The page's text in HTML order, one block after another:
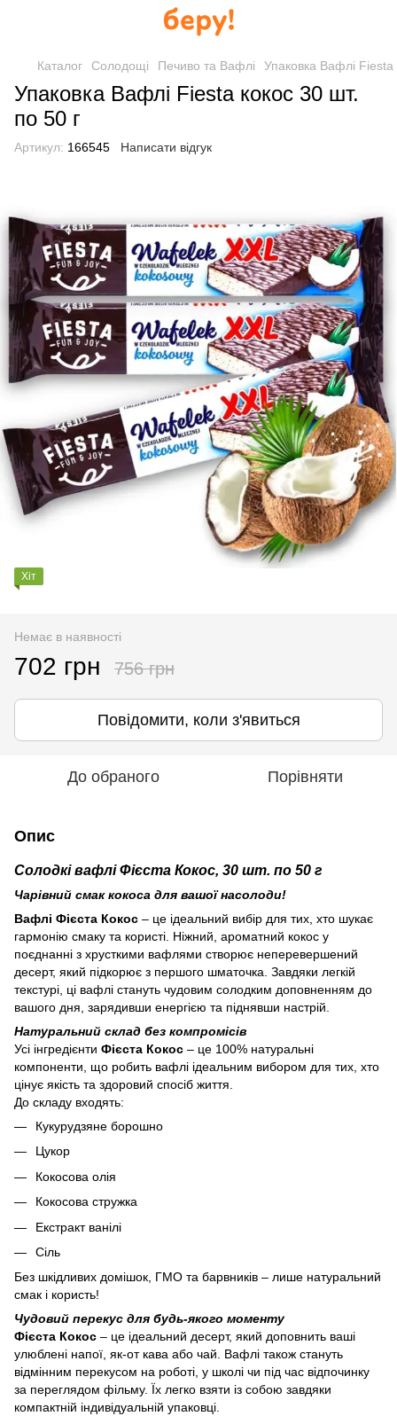
Каталог Солодощі Печиво та Вафлі Упаковка Вафлі Fiesta
Упаковка Вафлі Fiesta кокос 30 шт.
по 50 г
Артикул: 166545 Написати відгук
Хіт
Немає в наявності
702 грн 756 грн
Повідомити, коли з'явиться
До обраного Порівняти
Опис
Солодкі вафлі Фієста Кокос, 30 шт. по 50 г
Чарівний смак кокоса для вашої насолоди!
Вафлі Фієста Кокос – це ідеальний вибір для тих, хто шукає
гармонію смаку та користі. Ніжний, ароматний кокос у
поєднанні з хрусткими вафлями створює неперевершений
десерт, який підкорює з першого шматочка. Завдяки легкій
текстурі, ці вафлі стануть чудовим солодким доповненням до
вашого дня, зарядивши енергією та піднявши настрій.
Натуральний склад без компромісів
Усі інгредієнти Фієста Кокос – це 100% натуральні
компоненти, що робить вафлі ідеальним вибором для тих, хто
цінує якість та здоровий спосіб життя.
До складу входять:
Кукурудзяне борошно
Цукор
Кокосова олія
Кокосова стружка
Екстракт ванілі
Сіль
Без шкідливих домішок, ГМО та барвників – лише натуральний
смак і користь!
Чудовий перекус для будь-якого моменту
Фієста Кокос – це ідеальний десерт, який доповнить ваші
улюблені напої, як-от кава або чай. Вафлі також стануть
відмінним перекусом на роботі, у школі чи під час відпочинку
за переглядом фільму. Їх легко взяти із собою завдяки
компактній індивідуальній упаковці.